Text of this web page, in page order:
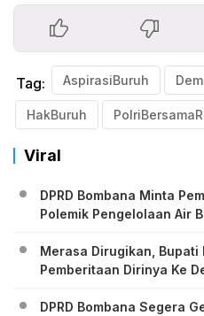
Tag: AspirasiBuruh
HakBuruh
Viral
DPRD Bombana Minta
Polemik Pengelolaan Air
Merasa Dirugikan, Bupati
Pemberitaan Dirinya Ke
DPRD Bombana Segera